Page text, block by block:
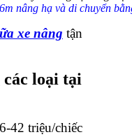
nâng hạ và di chuyển
xe nâng tận
các loại tại
42 triệu/chiếc